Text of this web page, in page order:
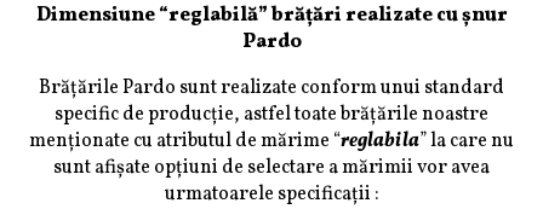
Dimensiune “reglabilă” brățări realizate cu șnur
Pardo
Brățările Pardo sunt realizate conform unui standard
specific de producție, astfel toate brățările noastre
menționate cu atributul de mărime “reglabila” la care nu
sunt afișate opțiuni de selectare a mărimii vor avea
urmatoarele specificații :